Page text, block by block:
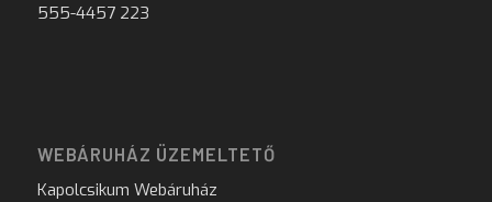
555-4457 223
WEBÁRUHÁZ ÜZEMELTETŐ
Kapolcsikum Webáruház